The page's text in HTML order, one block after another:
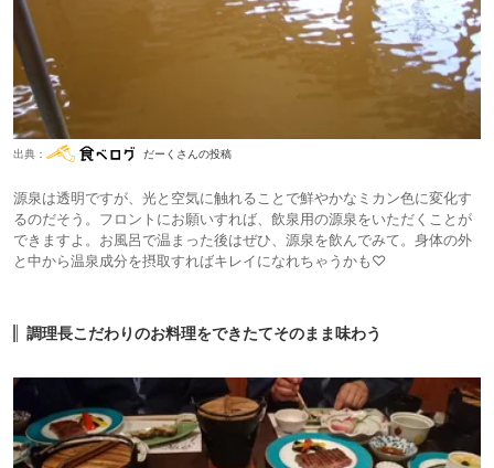
出典： だーくさんの投稿
源泉は透明ですが、光と空気に触れることで鮮やかなミカン色に変化す
るのだそう。フロントにお願いすれば、飲泉用の源泉をいただくことが
できますよ。お風呂で温まった後はぜひ、源泉を飲んでみて。身体の外
と中から温泉成分を摂取すればキレイになれちゃうかも♡
調理長こだわりのお料理をできたてそのまま味わう